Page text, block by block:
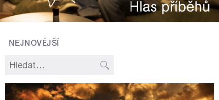
NEJNOVĚJŠÍ